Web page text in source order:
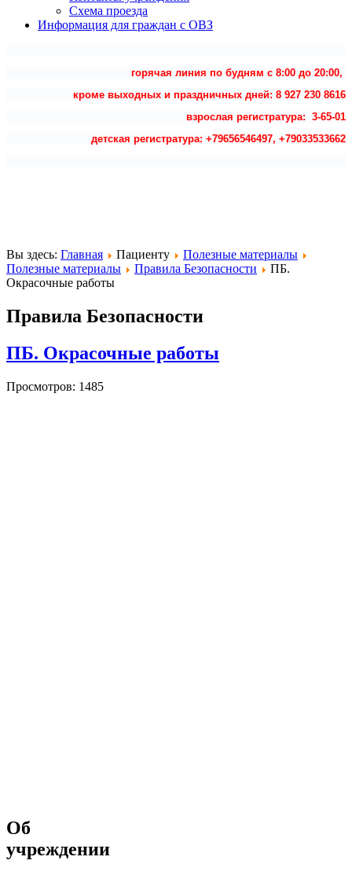
Схема проезда
Информация для граждан с ОВЗ
горячая линия по будням с 8:00 до 20:00,
кроме выходных и праздничных дней: 8 927 230 8616
взрослая регистратура: 3-65-01
детская регистратура: +79656546497, +79033533662
Вы здесь: Главная Пациенту
Полезные материалы
Полезные материалы
Правила Безопасности
ПБ.
Окрасочные работы
Правила Безопасности
ПБ. Окрасочные работы
Просмотров: 1485
Об
учреждении